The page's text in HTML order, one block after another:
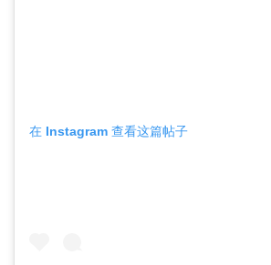
在 Instagram 查看这篇帖子